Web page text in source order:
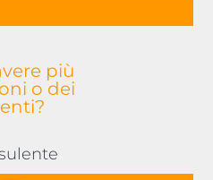
più
o dei